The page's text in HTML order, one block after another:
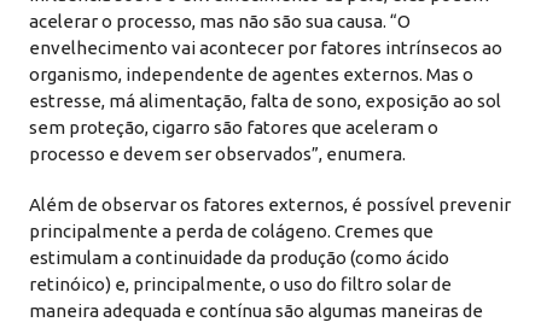
acelerar o processo, mas não são sua causa. “O
envelhecimento vai acontecer por fatores intrínsecos ao
organismo, independente de agentes externos. Mas o
estresse, má alimentação, falta de sono, exposição ao sol
sem proteção, cigarro são fatores que aceleram o
processo e devem ser observados”, enumera.
Além de observar os fatores externos, é possível prevenir
principalmente a perda de colágeno. Cremes que
estimulam a continuidade da produção (como ácido
retinóico) e, principalmente, o uso do filtro solar de
maneira adequada e contínua são algumas maneiras de